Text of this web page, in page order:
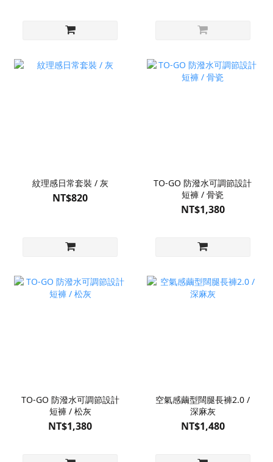
紋理感日常套裝 / 灰
NT$820
TO-GO 防潑水可調節設計
短褲 / 骨瓷
NT$1,380
TO-GO 防潑水可調節設計
短褲 / 松灰
NT$1,380
空氣感繭型闊腿長褲2.0 /
深麻灰
NT$1,480